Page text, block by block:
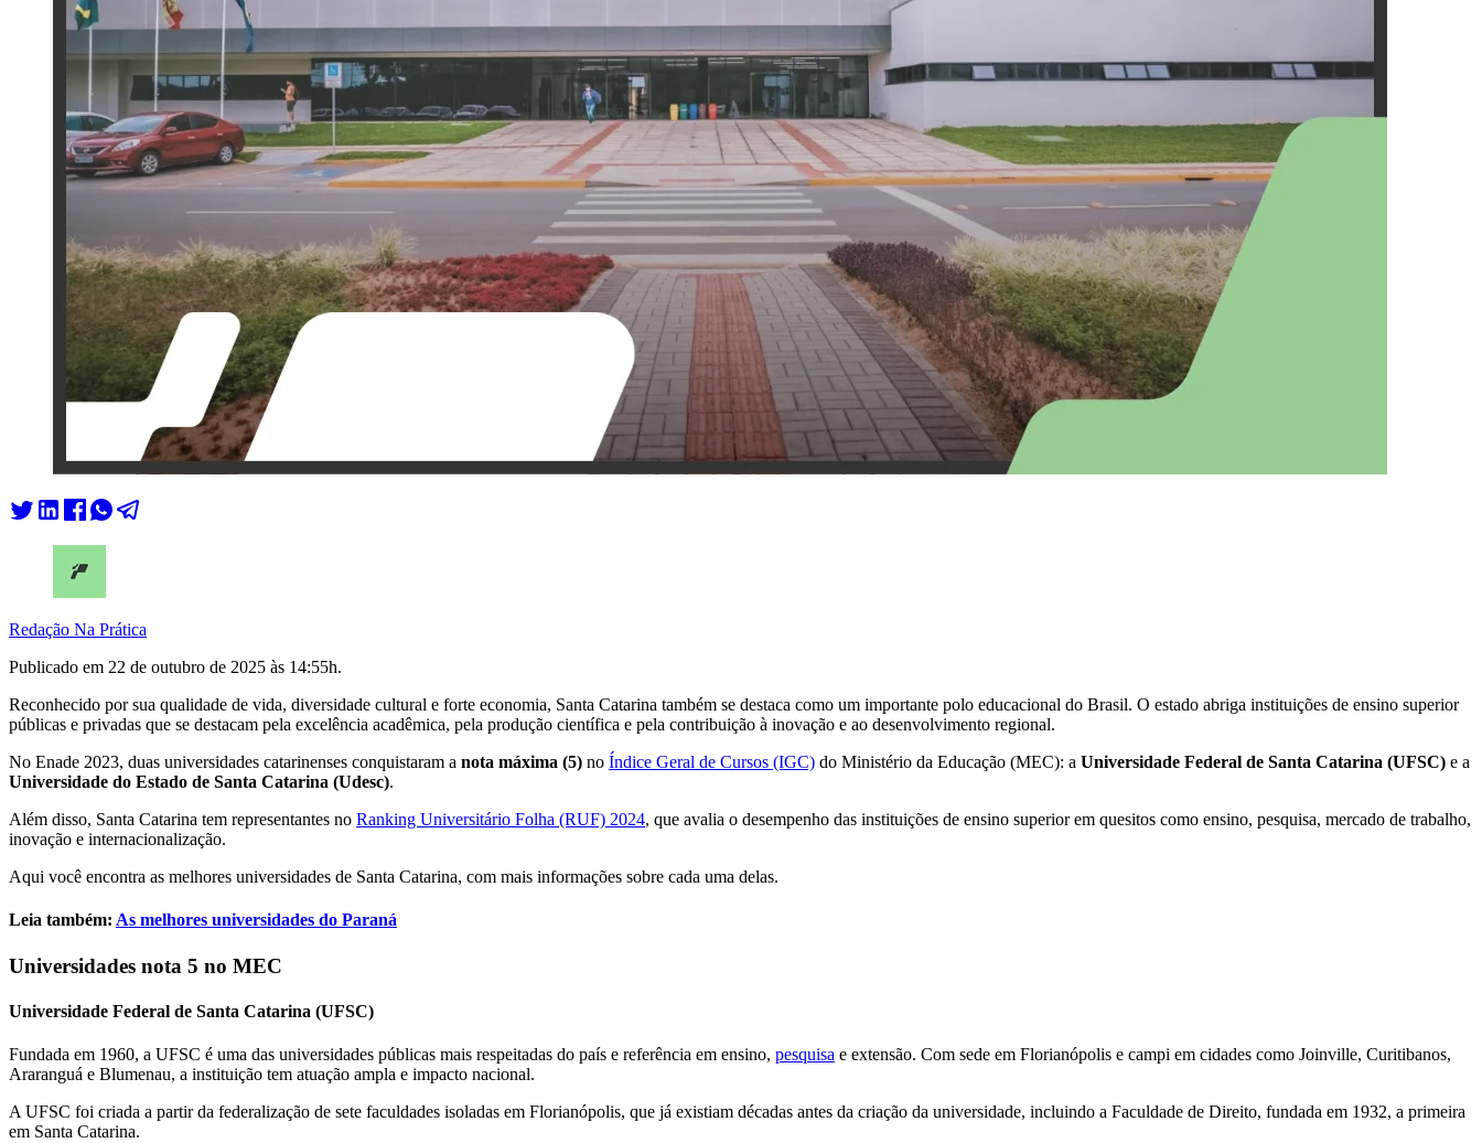
Redação Na Prática
Publicado em 22 de outubro de 2025 às 14:55h.
Reconhecido por sua qualidade de vida, diversidade cultural e forte economia, Santa Catarina também se destaca como um importante polo educacional do Brasil. O estado abriga instituições de ensino superior
públicas e privadas que se destacam pela excelência acadêmica, pela produção científica e pela contribuição à inovação e ao desenvolvimento regional.
No Enade 2023, duas universidades catarinenses conquistaram a nota máxima (5) no Índice Geral de Cursos (IGC) do Ministério da Educação (MEC): a Universidade Federal de Santa Catarina (UFSC) e a
Universidade do Estado de Santa Catarina (Udesc).
Além disso, Santa Catarina tem representantes no Ranking Universitário Folha (RUF) 2024, que avalia o desempenho das instituições de ensino superior em quesitos como ensino, pesquisa, mercado de trabalho,
inovação e internacionalização.
Aqui você encontra as melhores universidades de Santa Catarina, com mais informações sobre cada uma delas.
Leia também: As melhores universidades do Paraná
Universidades nota 5 no MEC
Universidade Federal de Santa Catarina (UFSC)
Fundada em 1960, a UFSC é uma das universidades públicas mais respeitadas do país e referência em ensino, pesquisa e extensão. Com sede em Florianópolis e campi em cidades como Joinville, Curitibanos,
Araranguá e Blumenau, a instituição tem atuação ampla e impacto nacional.
A UFSC foi criada a partir da federalização de sete faculdades isoladas em Florianópolis, que já existiam décadas antes da criação da universidade, incluindo a Faculdade de Direito, fundada em 1932, a primeira
em Santa Catarina.